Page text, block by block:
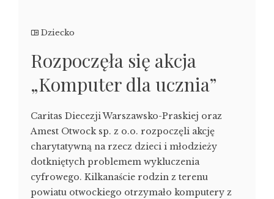
Dziecko
Rozpoczęła się akcja
„Komputer dla ucznia”
Caritas Diecezji Warszawsko-Praskiej oraz
Amest Otwock sp. z o.o. rozpoczęli akcję
charytatywną na rzecz dzieci i młodzieży
dotkniętych problemem wykluczenia
cyfrowego. Kilkanaście rodzin z terenu
powiatu otwockiego otrzymało komputery z